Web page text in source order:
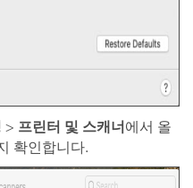
> 프린터 및 스캐너에서 올
확인합니다.